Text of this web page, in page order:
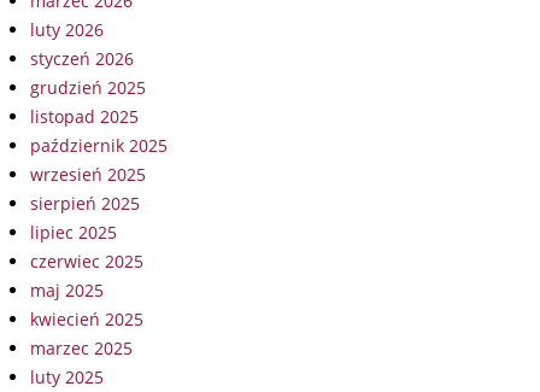
luty 2026
styczeń 2026
grudzień 2025
listopad 2025
październik 2025
wrzesień 2025
sierpień 2025
lipiec 2025
czerwiec 2025
maj 2025
kwiecień 2025
marzec 2025
luty 2025